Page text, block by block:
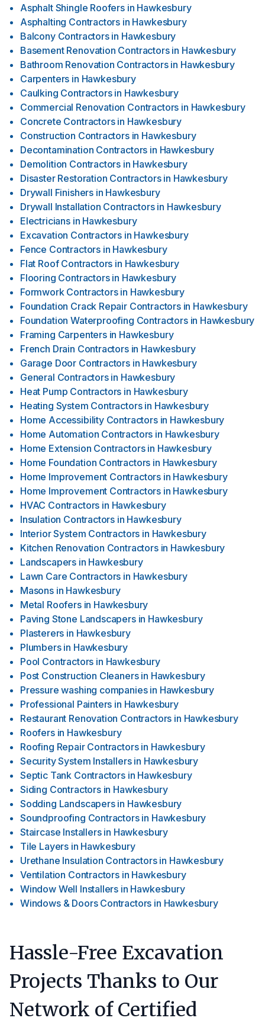
Asphalt Shingle Roofers in Hawkesbury
Asphalting Contractors in Hawkesbury
Balcony Contractors in Hawkesbury
Basement Renovation Contractors in Hawkesbury
Bathroom Renovation Contractors in Hawkesbury
Carpenters in Hawkesbury
Caulking Contractors in Hawkesbury
Commercial Renovation Contractors in Hawkesbury
Concrete Contractors in Hawkesbury
Construction Contractors in Hawkesbury
Decontamination Contractors in Hawkesbury
Demolition Contractors in Hawkesbury
Disaster Restoration Contractors in Hawkesbury
Drywall Finishers in Hawkesbury
Drywall Installation Contractors in Hawkesbury
Electricians in Hawkesbury
Excavation Contractors in Hawkesbury
Fence Contractors in Hawkesbury
Flat Roof Contractors in Hawkesbury
Flooring Contractors in Hawkesbury
Formwork Contractors in Hawkesbury
Foundation Crack Repair Contractors in Hawkesbury
Foundation Waterproofing Contractors in Hawkesbury
Framing Carpenters in Hawkesbury
French Drain Contractors in Hawkesbury
Garage Door Contractors in Hawkesbury
General Contractors in Hawkesbury
Heat Pump Contractors in Hawkesbury
Heating System Contractors in Hawkesbury
Home Accessibility Contractors in Hawkesbury
Home Automation Contractors in Hawkesbury
Home Extension Contractors in Hawkesbury
Home Foundation Contractors in Hawkesbury
Home Improvement Contractors in Hawkesbury
Home Improvement Contractors in Hawkesbury
HVAC Contractors in Hawkesbury
Insulation Contractors in Hawkesbury
Interior System Contractors in Hawkesbury
Kitchen Renovation Contractors in Hawkesbury
Landscapers in Hawkesbury
Lawn Care Contractors in Hawkesbury
Masons in Hawkesbury
Metal Roofers in Hawkesbury
Paving Stone Landscapers in Hawkesbury
Plasterers in Hawkesbury
Plumbers in Hawkesbury
Pool Contractors in Hawkesbury
Post Construction Cleaners in Hawkesbury
Pressure washing companies in Hawkesbury
Professional Painters in Hawkesbury
Restaurant Renovation Contractors in Hawkesbury
Roofers in Hawkesbury
Roofing Repair Contractors in Hawkesbury
Security System Installers in Hawkesbury
Septic Tank Contractors in Hawkesbury
Siding Contractors in Hawkesbury
Sodding Landscapers in Hawkesbury
Soundproofing Contractors in Hawkesbury
Staircase Installers in Hawkesbury
Tile Layers in Hawkesbury
Urethane Insulation Contractors in Hawkesbury
Ventilation Contractors in Hawkesbury
Window Well Installers in Hawkesbury
Windows & Doors Contractors in Hawkesbury
Hassle-Free Excavation
Projects Thanks to Our
Network of Certified